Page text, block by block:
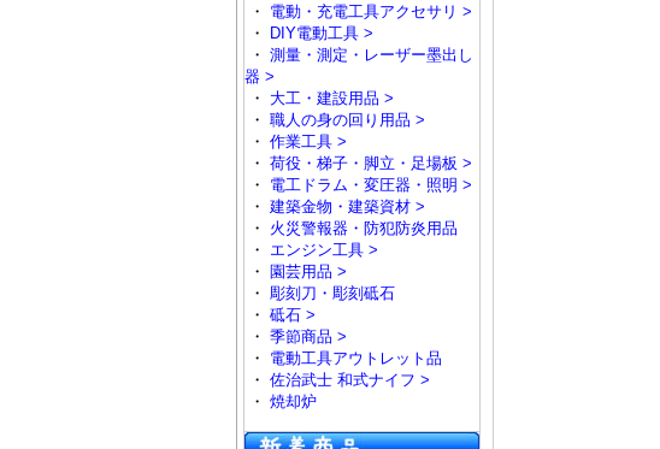
・ 電動・充電工具アクセサリ >
・
DIY電動工具 >
・ 測量・測定・レーザー墨出し
器 >
・ 大工・建設用品 >
・ 職人の身の回り用品 >
・ 作業工具 >
・ 荷役・梯子・脚立・足場板 >
・ 電工ドラム・変圧器・照明 >
・ 建築金物・建築資材 >
・ 火災警報器・防犯防炎用品
・ エンジン工具 >
・ 園芸用品 >
・ 彫刻刀・彫刻砥石
・ 砥石 >
・ 季節商品 >
・ 電動工具アウトレット品
・ 佐治武士 和式ナイフ >
・ 焼却炉